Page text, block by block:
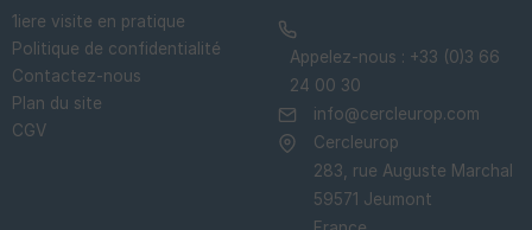
1iere visite en pratique
Politique de confidentialité
Contactez-nous
Plan du site
CGV
Appelez-nous : +33 (0)3 66
24 00 30
info@cercleurop.com
Cercleurop
283, rue Auguste Marchal
59571 Jeumont